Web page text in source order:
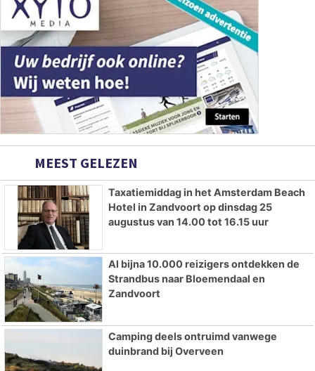
MEEST GELEZEN
Taxatiemiddag in het Amsterdam Beach
Hotel in Zandvoort op dinsdag 25
augustus van 14.00 tot 16.15 uur
Al bijna 10.000 reizigers ontdekken de
Strandbus naar Bloemendaal en
Zandvoort
Camping deels ontruimd vanwege
duinbrand bij Overveen